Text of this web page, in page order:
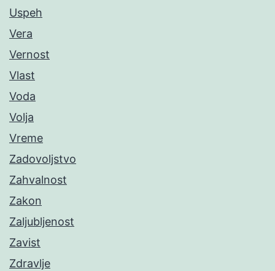
Uspeh
Vera
Vernost
Vlast
Voda
Volja
Vreme
Zadovoljstvo
Zahvalnost
Zakon
Zaljubljenost
Zavist
Zdravlje